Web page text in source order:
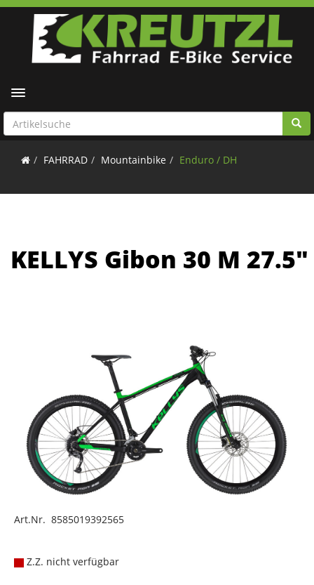
Toggle navigation
FAHRRAD Mountainbike Enduro / DH
KELLYS Gibon 30 M 27.5"
Art.Nr. 8585019392565
Z.Z. nicht verfügbar